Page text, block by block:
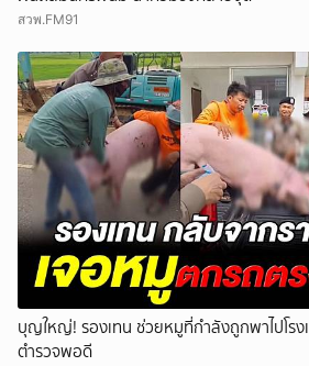
สวพ.FM91
บุญใหญ่! รองเทน ช่วยหมูที่กำลังถูกพาไปโร
ตำรวจพอดี